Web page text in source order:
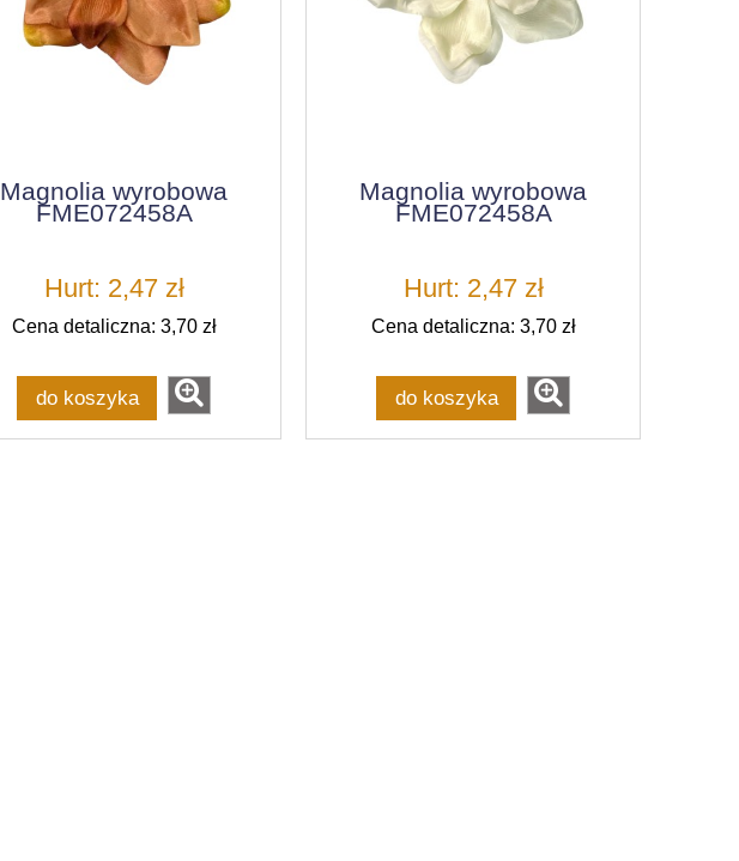
Magnolia wyrobowa
FME072458A
Hurt: 2,47 zł
Cena detaliczna: 3,70 zł
do koszyka
Magnolia wyrobowa
FME072458A
Hurt: 2,47 zł
Cena detaliczna: 3,70 zł
do koszyka